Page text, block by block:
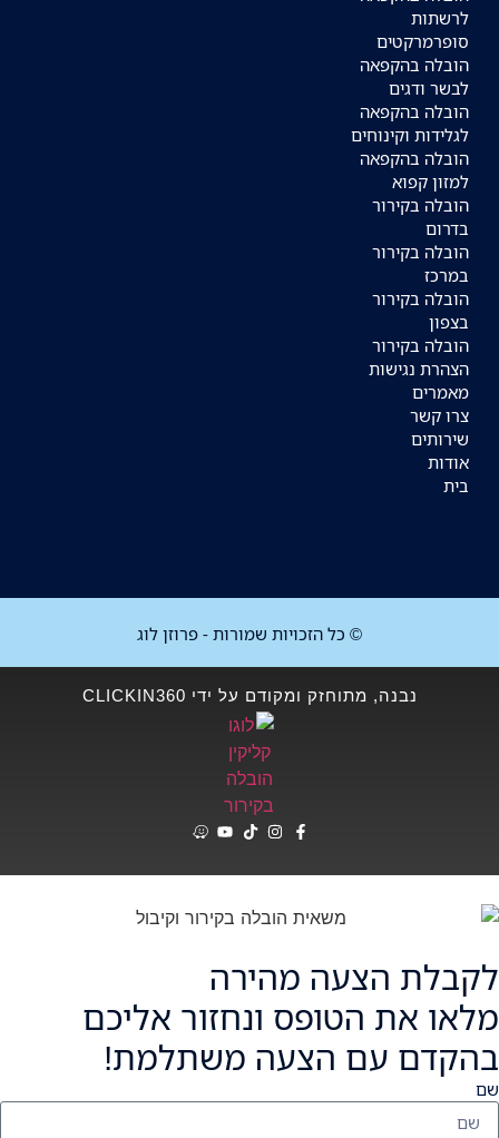
לרשתות
סופרמרקטים
הובלה בהקפאה
לבשר ודגים
הובלה בהקפאה
לגלידות וקינוחים
הובלה בהקפאה
למזון קפוא
הובלה בקירור
בדרום
הובלה בקירור
במרכז
הובלה בקירור
בצפון
הובלה בקירור
הצהרת נגישות
מאמרים
צרו קשר
שירותים
אודות
בית
© כל הזכויות שמורות - פרוזן לוג
נבנה, מתוחזק ומקודם על ידי CLICKIN360
לקבלת הצעה מהירה
מלאו את הטופס ונחזור אליכם
בהקדם עם הצעה משתלמת!
שם